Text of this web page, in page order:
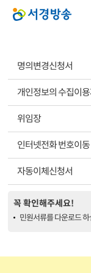
명의변경신청서
개인정보의 수집이
위임장
인터넷전화 번호이
자동이체신청서
꼭 확인해주세요!
민원서류를 다운로드